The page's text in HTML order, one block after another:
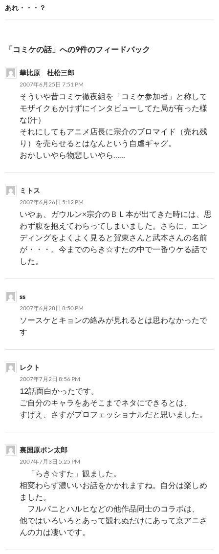
ビ
ゲ
ー
ョ
あれ・・・？
「コミケの話」への9件のフィードバック
華比原 杜松三郎
2007年6月25日 7:51 PM
そういや昔コミケ徹夜組を「コミケ参加者」と称して
モザイクもかけずにインタビューしてた局が有った様
な(汗）
それにしてもアニメ店長に宗介のブロマイド（売れ残
り）を売らせるとはなんという自虐ギャグ。
おかしいやら物悲しいやら……
ミトス
2007年6月26日 5:12 PM
いやぁ、ガウルン×宗介のＢＬ本が出てきた時には、思
わず腹を抱えてわらってしまいました。さらに、エン
ディングをよくよく見ると賀東さんと武本さんの名前
が・・・。今までのらき☆すたの中で一番ウケる話で
した。
ss
2007年6月28日 8:50 PM
ソースケとキョンの絡みが見れるとは思わなかったで
す
レクト
2007年7月2日 8:56 PM
12話面白かったです。
ご自分のキャラをあそこまでネタにできるとは、
すげえ、さすがプロフェッショナルだと思いました。
裏国原ポン太郎
2007年7月3日 5:25 PM
「らき☆すた」観ました。
相変わらず濃いいお話をかかれますね。自分は楽しめ
ました。
フルパニとハルヒなどの他作品同士のコラボは、
他ではいろいろとあって観れぬだけにあって京アニさ
んの力は凄いです。